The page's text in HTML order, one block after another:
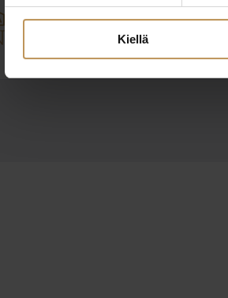
Kiellä
joel.sjoman@kiinteistotahkola.fi